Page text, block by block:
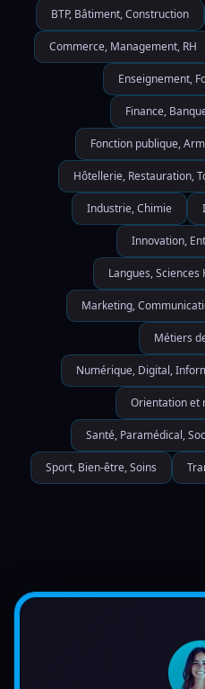
BTP, Bâtiment, Construction
Commerce, Management, RH
Enseignement,
Finance,
Fonction publique,
Hôtellerie, Restauration,
Industrie, Chimie
Innovation,
Langues,
Marketing,
Métiers
Numérique, Digital,
Orientation et
Santé, Paramédical,
Sport, Bien-être, Soins